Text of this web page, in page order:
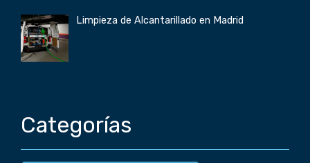
Limpieza de Alcantarillado en Madrid
Categorías